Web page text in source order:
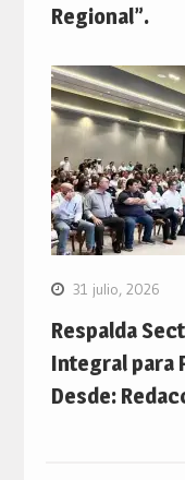
Regional”.
31 julio, 2026
Respalda
Integral para
Desde: